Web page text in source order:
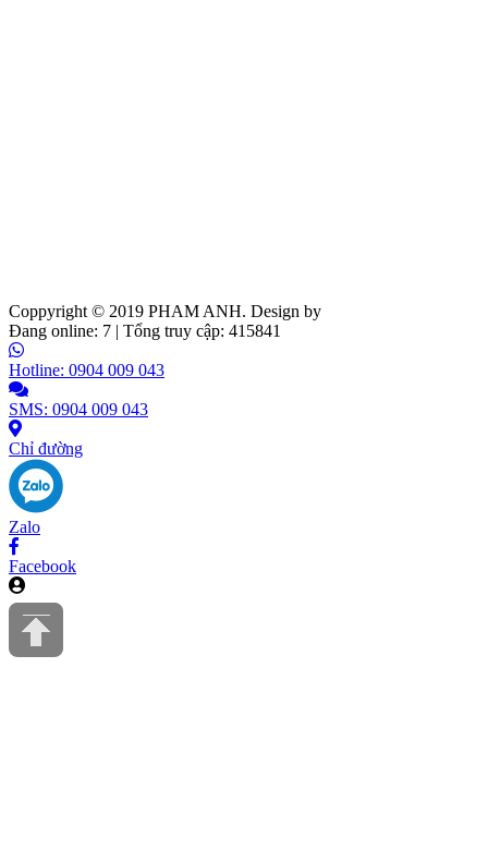
Coppyright © 2019 PHAM ANH. Design by
Đang online: 7 | Tổng truy cập: 415841
Hotline: 0904 009 043
SMS: 0904 009 043
Chỉ đường
Zalo
Facebook